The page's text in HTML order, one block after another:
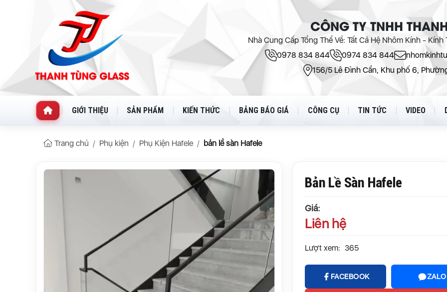
CÔNG TY TNHH
Nhà Cung Cấp Tổng Thể Về: Tất Cả Hệ Nhôm Kính -
0978 834 844
0974 834 844
156/5 Lê Đình Cẩn, Khu phố 6,
GIỚI THIỆU SẢN PHẨM KIẾN THỨC BẢNG BÁO GIÁ CÔNG CỤ TIN TỨC VIDEO
Trang chủ Phụ kiện Phụ Kiện Hafele bản lề sàn Hafele
Bản Lề Sàn Hafele
Giá:
Liên hệ
Lượt xem: 365
FACEBOOK ZALO